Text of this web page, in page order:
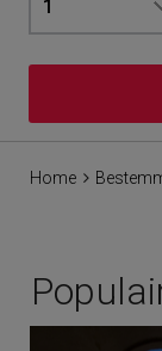
1
Home